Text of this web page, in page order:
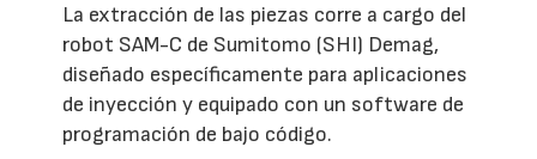
La extracción de las piezas corre a cargo del
robot SAM-C de Sumitomo (SHI) Demag,
diseñado específicamente para aplicaciones
de inyección y equipado con un software de
programación de bajo código.